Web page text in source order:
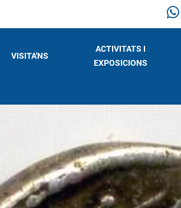
VISITA'NS
ACTIVITATS I
EXPOSICIONS